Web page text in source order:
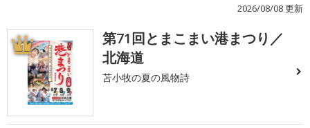
2026/08/08 更新
1
第71回とまこまい港まつり／
北海道
苫小牧の夏の風物詩